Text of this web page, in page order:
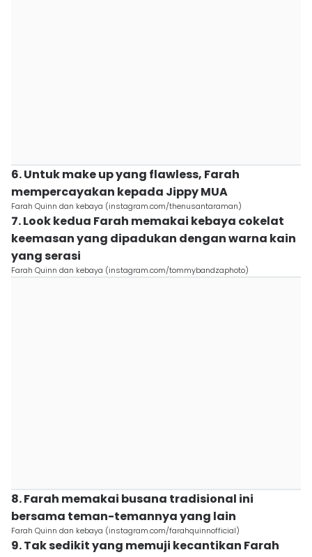
6. Untuk make up yang flawless, Farah
mempercayakan kepada Jippy MUA
Farah Quinn dan kebaya (instagram.com/thenusantaraman)
7. Look kedua Farah memakai kebaya cokelat
keemasan yang dipadukan dengan warna kain
yang serasi
Farah Quinn dan kebaya (instagram.com/tommybandzaphoto)
8. Farah memakai busana tradisional ini
bersama teman-temannya yang lain
Farah Quinn dan kebaya (instagram.com/farahquinnofficial)
9. Tak sedikit yang memuji kecantikan Farah